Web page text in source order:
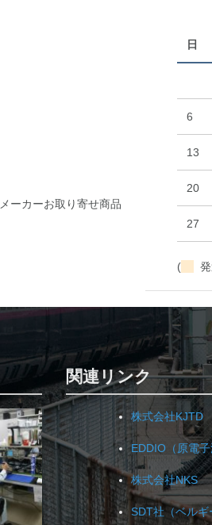
メーカーお取り寄せ商品
日
6
13
20
27
(
関連リンク
株式会社KJTD
EDDIO（原電
株式会社NKS
SDT社（ベルギ